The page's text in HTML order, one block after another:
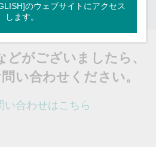
どがございましたら、
い合わせください。
い合わせはこちら
のウェブサイトにアクセス
します。